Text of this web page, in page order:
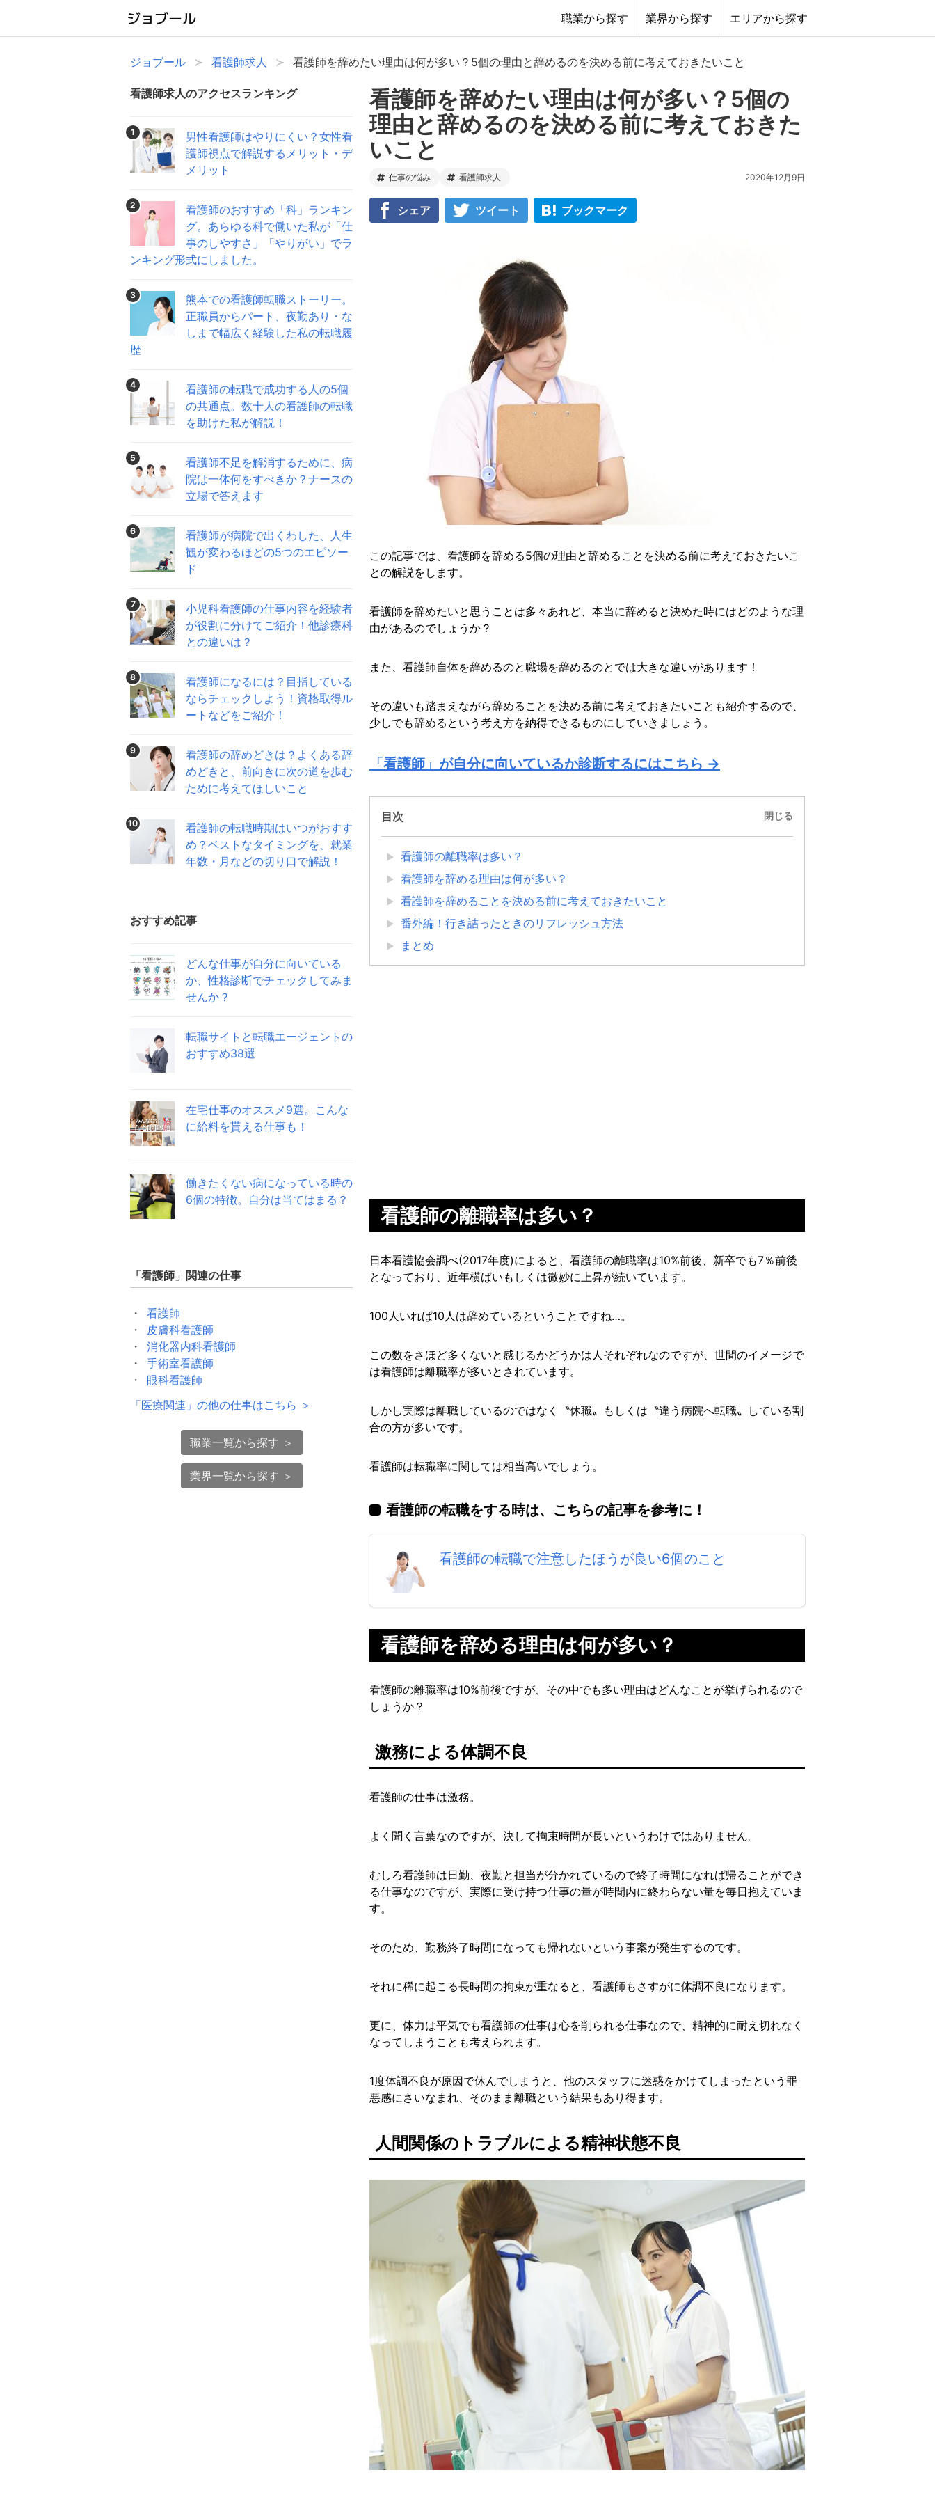
職業から探す 業界から探す エリアから探す
ジョブール 看護師求人 看護師を辞めたい理由は何が多い？5個の理由と辞めるのを決める前に考えておきたいこと
看護師求人のアクセスランキング
1
男性看護師はやりにくい？女性看
護師視点で解説するメリット・デ
メリット
2
看護師のおすすめ「科」ランキン
グ。あらゆる科で働いた私が「仕
事のしやすさ」「やりがい」でラ
ンキング形式にしました。
3
熊本での看護師転職ストーリー。
正職員からパート、夜勤あり・な
しまで幅広く経験した私の転職履
歴
4
看護師の転職で成功する人の5個
の共通点。数十人の看護師の転職
を助けた私が解説！
5
看護師不足を解消するために、病
院は一体何をすべきか？ナースの
立場で答えます
6
看護師が病院で出くわした、人生
観が変わるほどの5つのエピソー
ド
7
小児科看護師の仕事内容を経験者
が役割に分けてご紹介！他診療科
との違いは？
8
看護師になるには？目指している
ならチェックしよう！資格取得ル
ートなどをご紹介！
9
看護師の辞めどきは？よくある辞
めどきと、前向きに次の道を歩む
ために考えてほしいこと
10
看護師の転職時期はいつがおすす
め？ベストなタイミングを、就業
年数・月などの切り口で解説！
おすすめ記事
どんな仕事が自分に向いている
か、性格診断でチェックしてみま
せんか？
転職サイトと転職エージェントの
おすすめ38選
在宅仕事のオススメ9選。こんな
に給料を貰える仕事も！
働きたくない病になっている時の
6個の特徴。自分は当てはまる？
「看護師 」関連の仕事
看護師
皮膚科看護師
消化器内科看護師
手術室看護師
眼科看護師
「医療関連 」の他の仕事はこちら ＞
職業一覧から探す ＞
業界一覧から探す ＞
看護師を辞めたい理由は何が多い？5個の
理由と辞めるのを決める前に考えておきた
いこと
仕事の悩み 看護師求人 2020年12月9日
シェア ツイート ブックマーク
この記事では、看護師を辞める5個の理由と辞めることを決める前に考えておきたいこ
との解説をします。
看護師を辞めたいと思うことは多々あれど、本当に辞めると決めた時にはどのような理
由があるのでしょうか？
また、看護師自体を辞めるのと職場を辞めるのとでは大きな違いがあります！
その違いも踏まえながら辞めることを決める前に考えておきたいことも紹介するので、
少しでも辞めるという考え方を納得できるものにしていきましょう。
「看護師」が自分に向いているか診断するにはこちら →
目次 閉じる
看護師の離職率は多い？
看護師を辞める理由は何が多い？
看護師を辞めることを決める前に考えておきたいこと
番外編！行き詰ったときのリフレッシュ方法
まとめ
看護師の離職率は多い？
日本看護協会調べ(2017年度)によると、看護師の離職率は10%前後、新卒でも7％前後
となっており、近年横ばいもしくは微妙に上昇が続いています。
100人いれば10人は辞めているということですね…。
この数をさほど多くないと感じるかどうかは人それぞれなのですが、世間のイメージで
は看護師は離職率が多いとされています。
しかし実際は離職しているのではなく〝休職〟もしくは〝違う病院へ転職〟している割
合の方が多いです。
看護師は転職率に関しては相当高いでしょう。
看護師の転職をする時は、こちらの記事を参考に！
看護師の転職で注意したほうが良い6個のこと
看護師を辞める理由は何が多い？
看護師の離職率は10%前後ですが、その中でも多い理由はどんなことが挙げられるので
しょうか？
激務による体調不良
看護師の仕事は激務。
よく聞く言葉なのですが、決して拘束時間が長いというわけではありません。
むしろ看護師は日勤、夜勤と担当が分かれているので終了時間になれば帰ることができ
る仕事なのですが、実際に受け持つ仕事の量が時間内に終わらない量を毎日抱えていま
す。
そのため、勤務終了時間になっても帰れないという事案が発生するのです。
それに稀に起こる長時間の拘束が重なると、看護師もさすがに体調不良になります。
更に、体力は平気でも看護師の仕事は心を削られる仕事なので、精神的に耐え切れなく
なってしまうことも考えられます。
1度体調不良が原因で休んでしまうと、他のスタッフに迷惑をかけてしまったという罪
悪感にさいなまれ、そのまま離職という結果もあり得ます。
人間関係のトラブルによる精神状態不良